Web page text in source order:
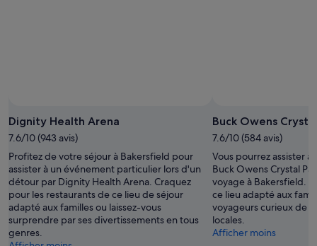
Dignity Health Arena
7.6/10 (943 avis)
Profitez de votre séjour à Bakersfield pour
assister à un événement particulier lors d'un
détour par Dignity Health Arena. Craquez
pour les restaurants de ce lieu de séjour
adapté aux familles ou laissez-vous
surprendre par ses divertissements en tous
genres.
Buck Owens
7.6/10 (584 avis)
Vous pourrez assister
Buck Owens Crystal
voyage à Bakersfield.
ce lieu adapté aux
voyageurs curieux de
locales.
Afficher moins